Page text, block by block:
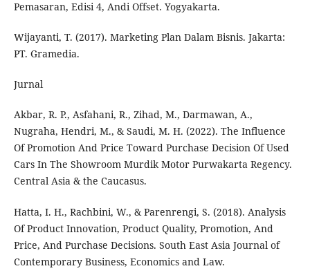
Pemasaran, Edisi 4, Andi Offset. Yogyakarta.
Wijayanti, T. (2017). Marketing Plan Dalam Bisnis. Jakarta:
PT. Gramedia.
Jurnal
Akbar, R. P., Asfahani, R., Zihad, M., Darmawan, A.,
Nugraha, Hendri, M., & Saudi, M. H. (2022). The Influence
Of Promotion And Price Toward Purchase Decision Of Used
Cars In The Showroom Murdik Motor Purwakarta Regency.
Central Asia & the Caucasus.
Hatta, I. H., Rachbini, W., & Parenrengi, S. (2018). Analysis
Of Product Innovation, Product Quality, Promotion, And
Price, And Purchase Decisions. South East Asia Journal of
Contemporary Business, Economics and Law.